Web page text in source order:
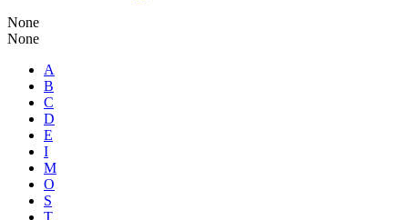
None
None
A
B
C
D
E
I
M
O
S
T